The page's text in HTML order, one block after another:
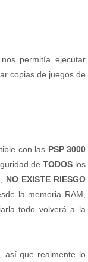
permitía ejecutar
copias de juegos de
con las PSP 3000
de TODOS los
NO EXISTE RIESGO
la memoria RAM,
todo volverá a la
así que realmente lo